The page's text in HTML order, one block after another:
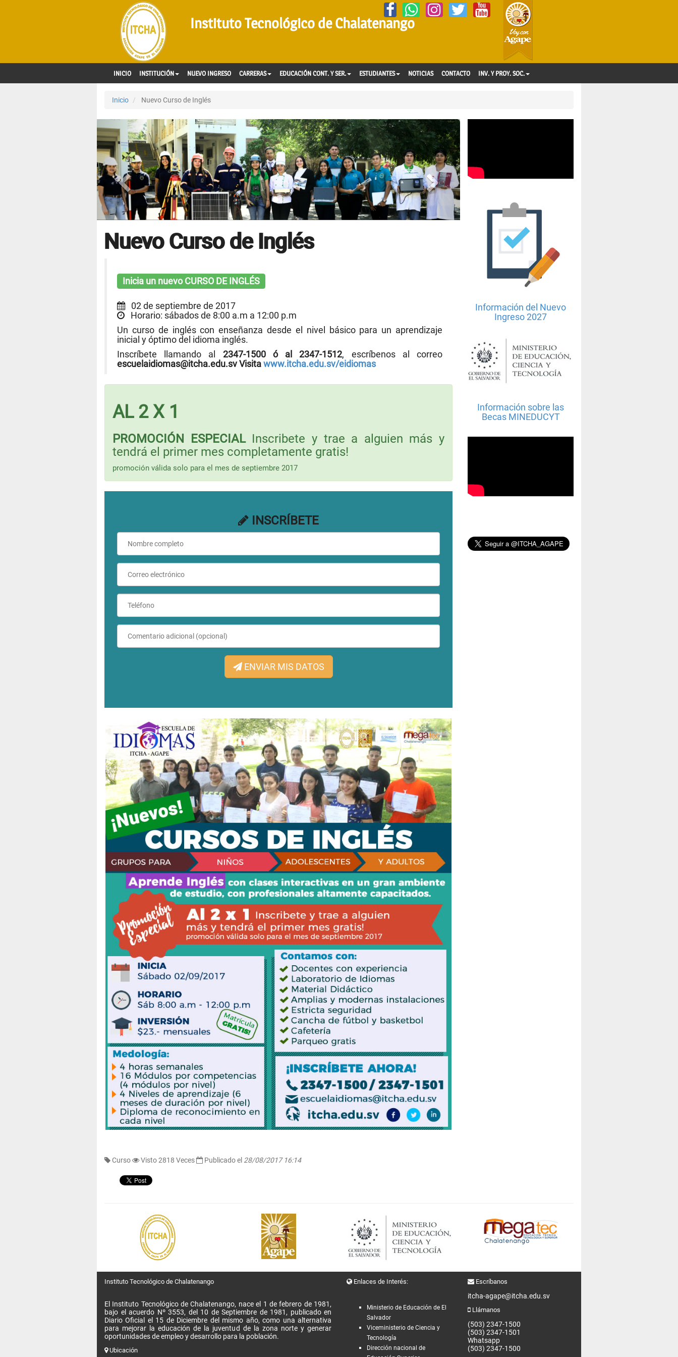
Instituto Tecnológico de Chalatenango
INICIO INSTITUCIÓN NUEVO INGRESO CARRERAS EDUCACIÓN CONT. Y SER. ESTUDIANTES NOTICIAS CONTACTO INV. Y PROY. SOC.
Inicio Nuevo Curso de Inglés
Nuevo Curso de Inglés
Inicia un nuevo CURSO DE INGLÉS
02 de septiembre de 2017
Horario: sábados de 8:00 a.m a 12:00 p.m
Un curso de inglés con enseñanza desde el nivel básico para un aprendizaje
inicial y óptimo del idioma inglés.
Inscríbete llamando al 2347-1500 ó al 2347-1512, escríbenos al correo
escuelaidiomas@itcha.edu.sv Visita www.itcha.edu.sv/eidiomas
AL 2 X 1
PROMOCIÓN ESPECIALInscribete y trae a alguien más y
tendrá el primer mes completamente gratis!
promoción válida solo para el mes de septiembre 2017
INSCRÍBETE
ENVIAR MIS DATOS
Curso Visto 2818 Veces Publicado el 28/08/2017 16:14
Información del Nuevo
Ingreso 2027
Información sobre las
Becas MINEDUCYT
Instituto Tecnológico de Chalatenango
El Instituto Tecnológico de Chalatenango, nace el 1 de febrero de 1981,
bajo el acuerdo Nº 3553, del 10 de Septiembre de 1981, publicado en
Diario Oficial el 15 de Diciembre del mismo año, como una alternativa
para mejorar la educación de la juventud de la zona norte y generar
oportunidades de empleo y desarrollo para la población.
Ubicación
Enlaces de Interés:
Ministerio de Educación de El
Salvador
Viceministerio de Ciencia y
Tecnología
Dirección nacional de
Escríbanos
itcha-agape@itcha.edu.sv
Llámanos
(503) 2347-1500
(503) 2347-1501
Whatsapp
(503) 2347-1500